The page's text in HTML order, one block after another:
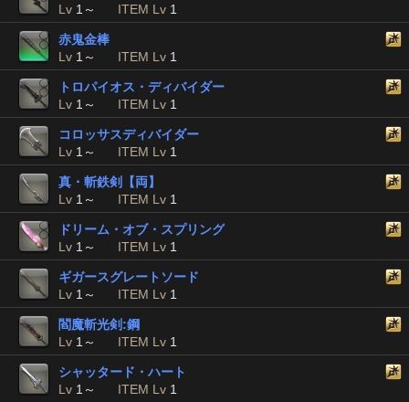
Lv 1～ ITEM Lv 1
赤鬼金棒
Lv 1～ ITEM Lv 1
トロパイオス・ディバイダー
Lv 1～ ITEM Lv 1
コロッサスディバイダー
Lv 1～ ITEM Lv 1
真・斬鉄剣【両】
Lv 1～ ITEM Lv 1
ドリーム・オブ・スプリング
Lv 1～ ITEM Lv 1
ギガースグレートソード
Lv 1～ ITEM Lv 1
閻魔斬光剣:鋼
Lv 1～ ITEM Lv 1
シャッタード・ハート
Lv 1～ ITEM Lv 1